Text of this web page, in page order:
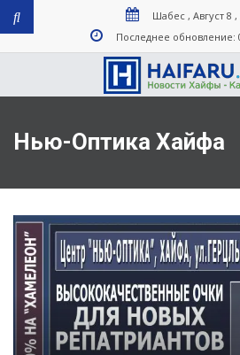
Шабес , Август 8 ,
Последнее обновление:
Нью-Оптика Хайфа